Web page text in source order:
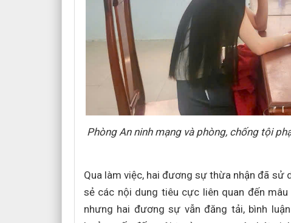
Phòng An ninh mạng và phòng, chống tội
Qua làm việc, hai đương sự thừa nhận đã sử
sẻ các nội dung tiêu cực liên quan đến
nhưng hai đương sự vẫn đăng tải, bình